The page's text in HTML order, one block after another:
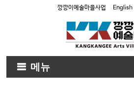
깡깡이예술마을사업 English
메뉴